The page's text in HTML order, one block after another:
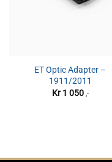
ET Optic Adapter –
1911/2011
Kr1 050 ,-